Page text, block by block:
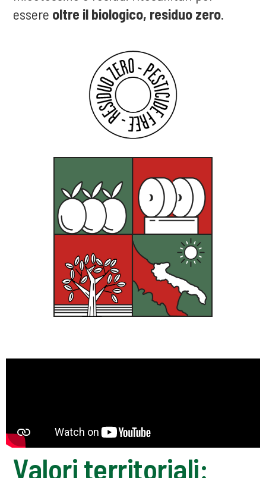
essere oltre il biologico, residuo zero.
Valori territoriali: